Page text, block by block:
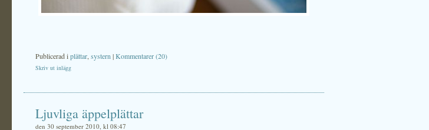
Publicerad iplättar systern |Kommentarer (20)
Skriv ut inlägg
Ljuvliga äppelplättar
den 30 september 2010, kl 08:47